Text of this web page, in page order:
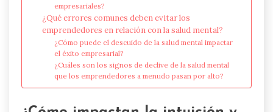
empresariales?
¿Qué errores comunes deben evitar los
emprendedores en relación con la salud mental?
¿Cómo puede el descuido de la salud mental impactar
el éxito empresarial?
¿Cuáles son los signos de declive de la salud mental
que los emprendedores a menudo pasan por alto?